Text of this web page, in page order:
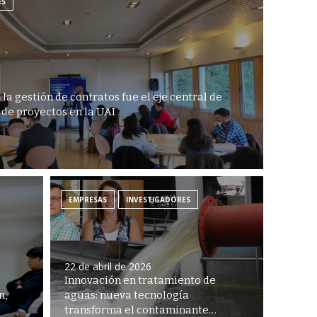
gestión de contratos fue el eje central de
proyectos en la UAI
EMPRESAS INVESTIGADORES
22 de abril de 2026
Innovación en tratamiento de
aguas: nueva tecnología
transforma el contaminante